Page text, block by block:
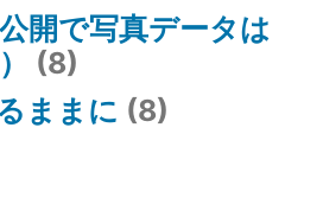
開で写真データは
(8)
ままに (8)